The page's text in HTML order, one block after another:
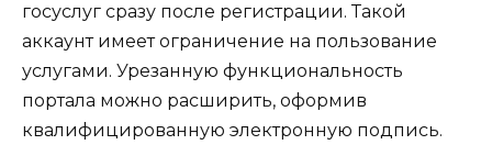
госуслуг сразу после регистрации. Такой
аккаунт имеет ограничение на пользование
услугами. Урезанную функциональность
портала можно расширить, оформив
квалифицированную электронную подпись.